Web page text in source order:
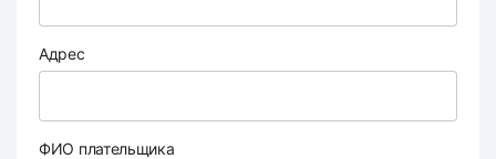
Адрес
ФИО плательщика